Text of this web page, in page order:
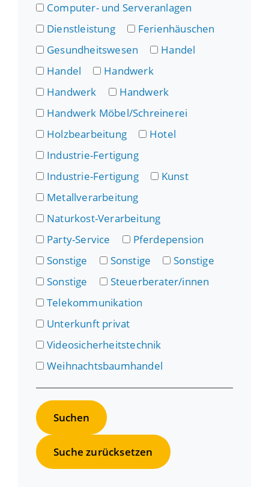
Computer- und Serveranlagen
Dienstleistung
Ferienhäuschen
Gesundheitswesen
Handel
Handel
Handwerk
Handwerk
Handwerk
Handwerk Möbel/Schreinerei
Holzbearbeitung
Hotel
Industrie-Fertigung
Industrie-Fertigung
Kunst
Metallverarbeitung
Naturkost-Verarbeitung
Party-Service
Pferdepension
Sonstige
Sonstige
Sonstige
Sonstige
Steuerberater/innen
Telekommunikation
Unterkunft privat
Videosicherheitstechnik
Weihnachtsbaumhandel
Suche zurücksetzen